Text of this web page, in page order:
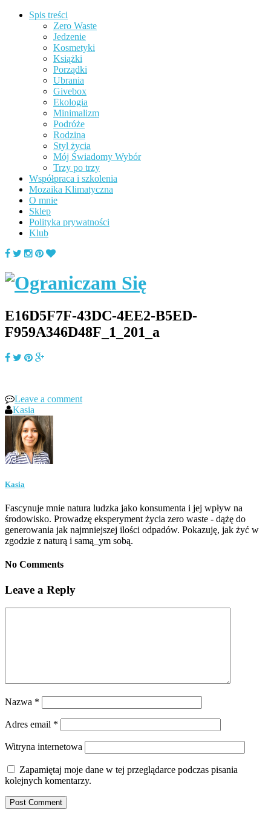
Spis treści
Zero Waste
Jedzenie
Kosmetyki
Książki
Porządki
Ubrania
Givebox
Ekologia
Minimalizm
Podróże
Rodzina
Styl życia
Mój Świadomy Wybór
Trzy po trzy
Współpraca i szkolenia
Mozaika Klimatyczna
O mnie
Sklep
Polityka prywatności
Klub
E16D5F7F-43DC-4EE2-B5ED-
F959A346D48F_1_201_a
Leave a comment
Kasia
Kasia
Fascynuje mnie natura ludzka jako konsumenta i jej wpływ na
środowisko. Prowadzę eksperyment życia zero waste - dążę do
generowania jak najmniejszej ilości odpadów. Pokazuję, jak żyć w
zgodzie z naturą i samą_ym sobą.
No Comments
Leave a Reply
Nazwa *
Adres email *
Witryna internetowa
Zapamiętaj moje dane w tej przeglądarce podczas pisania
kolejnych komentarzy.